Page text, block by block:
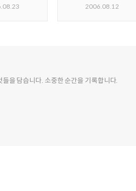
2006.08.12
을 담습니다. 소중한 순간을 기록합니다.